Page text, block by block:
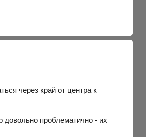
через край от центра к
довольно проблематично - их